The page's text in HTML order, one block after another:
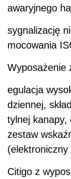
awaryjnego
sygnalizację
mocowania
Wyposażenie
egulacja
dziennej,
tylnej kanapy,
zestaw
(elektroniczny
Citigo z